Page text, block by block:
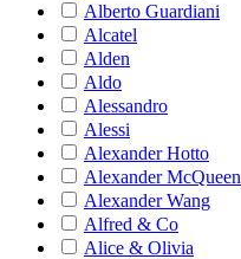
Alberto Guardiani
Alcatel
Alden
Aldo
Alessandro
Alessi
Alexander Hotto
Alexander McQueen
Alexander Wang
Alfred & Co
Alice & Olivia